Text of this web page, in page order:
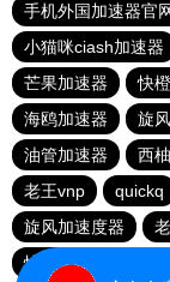
手机外国加速器官
小猫咪ciash加速器
芒果加速器
快
海鸥加速器
旋
油管加速器
西
老王vnp
quickq
旋风加速度器
快橙加速器